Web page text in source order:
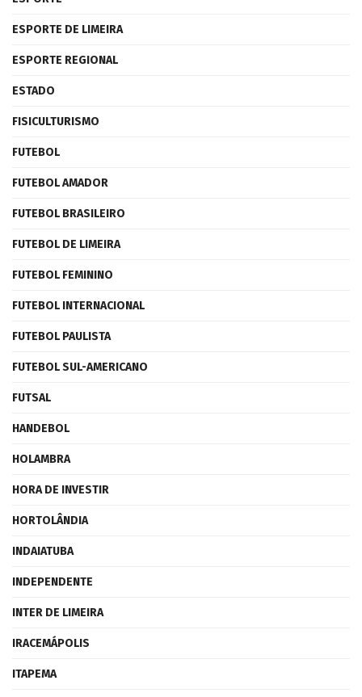
ESPORTE DE LIMEIRA
ESPORTE REGIONAL
ESTADO
FISICULTURISMO
FUTEBOL
FUTEBOL AMADOR
FUTEBOL BRASILEIRO
FUTEBOL DE LIMEIRA
FUTEBOL FEMININO
FUTEBOL INTERNACIONAL
FUTEBOL PAULISTA
FUTEBOL SUL-AMERICANO
FUTSAL
HANDEBOL
HOLAMBRA
HORA DE INVESTIR
HORTOLÂNDIA
INDAIATUBA
INDEPENDENTE
INTER DE LIMEIRA
IRACEMÁPOLIS
ITAPEMA